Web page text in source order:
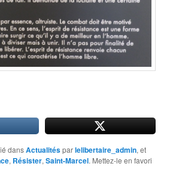
dansActualitésparlelibertaire_admin, et
, Résister,Saint-Marcel. Mettez-le en favori